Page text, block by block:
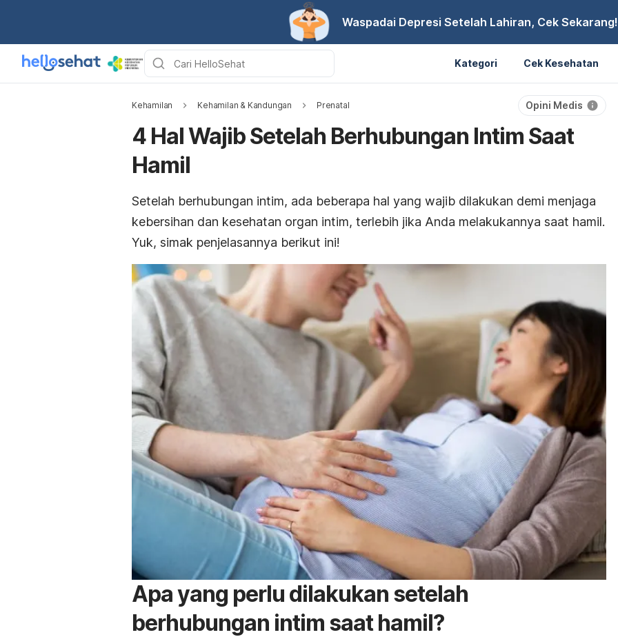
Waspadai Depresi Setelah Lahiran, Cek Sekarang!
Kategori Cek Kesehatan
Kehamilan Kehamilan & Kandungan Prenatal Opini Medis
4 Hal Wajib Setelah Berhubungan Intim Saat
Hamil
Setelah berhubungan intim, ada beberapa hal yang wajib dilakukan demi menjaga
kebersihan dan kesehatan organ intim, terlebih jika Anda melakukannya saat hamil.
Yuk, simak penjelasannya berikut ini!
Apa yang perlu dilakukan setelah
berhubungan intim saat hamil?